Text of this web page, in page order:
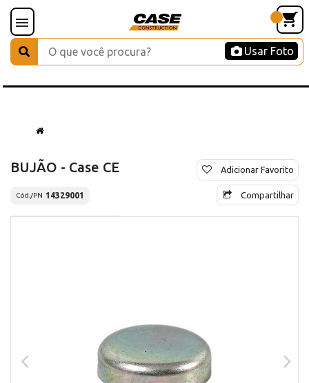
Usar Foto
BUJÃO - Case CE
Cód./PN 14329001
Adicionar Favorito
Compartilhar